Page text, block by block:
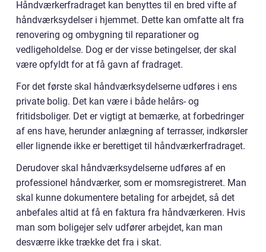
Håndværkerfradraget kan benyttes til en bred vifte af
håndværksydelser i hjemmet. Dette kan omfatte alt fra
renovering og ombygning til reparationer og
vedligeholdelse. Dog er der visse betingelser, der skal
være opfyldt for at få gavn af fradraget.
For det første skal håndværksydelserne udføres i ens
private bolig. Det kan være i både helårs- og
fritidsboliger. Det er vigtigt at bemærke, at forbedringer
af ens have, herunder anlægning af terrasser, indkørsler
eller lignende ikke er berettiget til håndværkerfradraget.
Derudover skal håndværksydelserne udføres af en
professionel håndværker, som er momsregistreret. Man
skal kunne dokumentere betaling for arbejdet, så det
anbefales altid at få en faktura fra håndværkeren. Hvis
man som boligejer selv udfører arbejdet, kan man
desværre ikke trække det fra i skat.